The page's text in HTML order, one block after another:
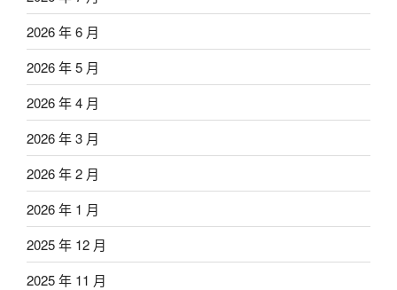
2026 年 6 月
2026 年 5 月
2026 年 4 月
2026 年 3 月
2026 年 2 月
2026 年 1 月
2025 年 12 月
2025 年 11 月